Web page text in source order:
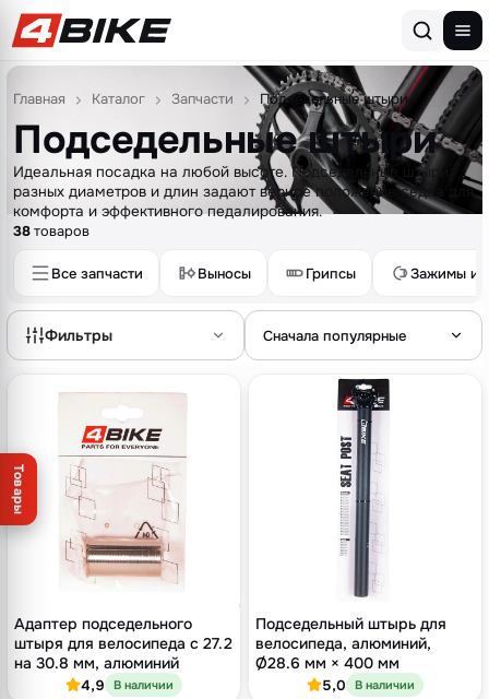
Перейти к содержимому
Главная Каталог Запчасти Подседельные штыри
Подседельные штыри
Идеальная посадка на любой высоте. Подседельные штыри
разных диаметров и длин задают верное положение седла для
комфорта и эффективного педалирования.
38товаров
Все запчасти Выносы Грипсы Зажимы и
Фильтры Сначала популярные
Адаптер подседельного
штыря для велосипеда с 27.2
на 30.8 мм, алюминий
4,9 В наличии
Подседельный штырь для
велосипеда, алюминий,
Ø28.6 мм × 400 мм
5,0 В наличии
Товары